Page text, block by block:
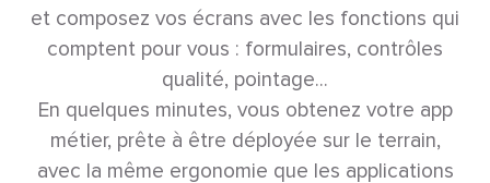
et composez vos écrans avec les fonctions qui
comptent pour vous : formulaires, contrôles
qualité, pointage…
En quelques minutes, vous obtenez votre app
métier, prête à être déployée sur le terrain,
avec la même ergonomie que les applications